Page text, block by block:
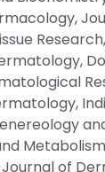
of